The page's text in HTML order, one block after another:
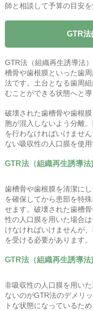
師と相談して予算の目安を
GTR法
GTR法（組織再生誘導法
槽骨や歯根膜といった歯
法です。土台となる歯周
むことができる状態へと導
破壊された歯槽骨や歯根
胞が混入しないよう分離
を行わなければいけませ
ない吸収性の人口膜を使用
GTR法（組織再生誘導
歯槽骨や歯根膜を清潔に
を確保してから患部を特
せます。破壊された歯槽
性の人口膜を用いた場合
けなければいけませんが
を受ける必要があります。
GTR法（組織再生誘導法
非吸収性の人口膜を用い
ないのがGTR法のデメリ
トな状態になっているた